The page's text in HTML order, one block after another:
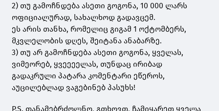
2) თუ გამოჩნდება ასეთი გოგონა, 10 000 ლარს
ოფიციალურად, სახალხოდ გადავცემ.
ეს არის თანხა, რომელიც გიგამ 1 ოქტომბერს,
მკვლელობის დღეს, შეიტანა ანაბარზე.
3) თუ არ გამოჩნდება ასეთი გოგონა, ყველას,
ვიმეორებ, ყვეეეელას, თუნდაც ირიბად
გადაკრული პატარა კომენტარი ეწეროს,
აუცილებლად ვაგებინებ პასუხს!
P.S. თანამებრძოლნო, გთხოვთ, ჩამიყარეთ ყველა